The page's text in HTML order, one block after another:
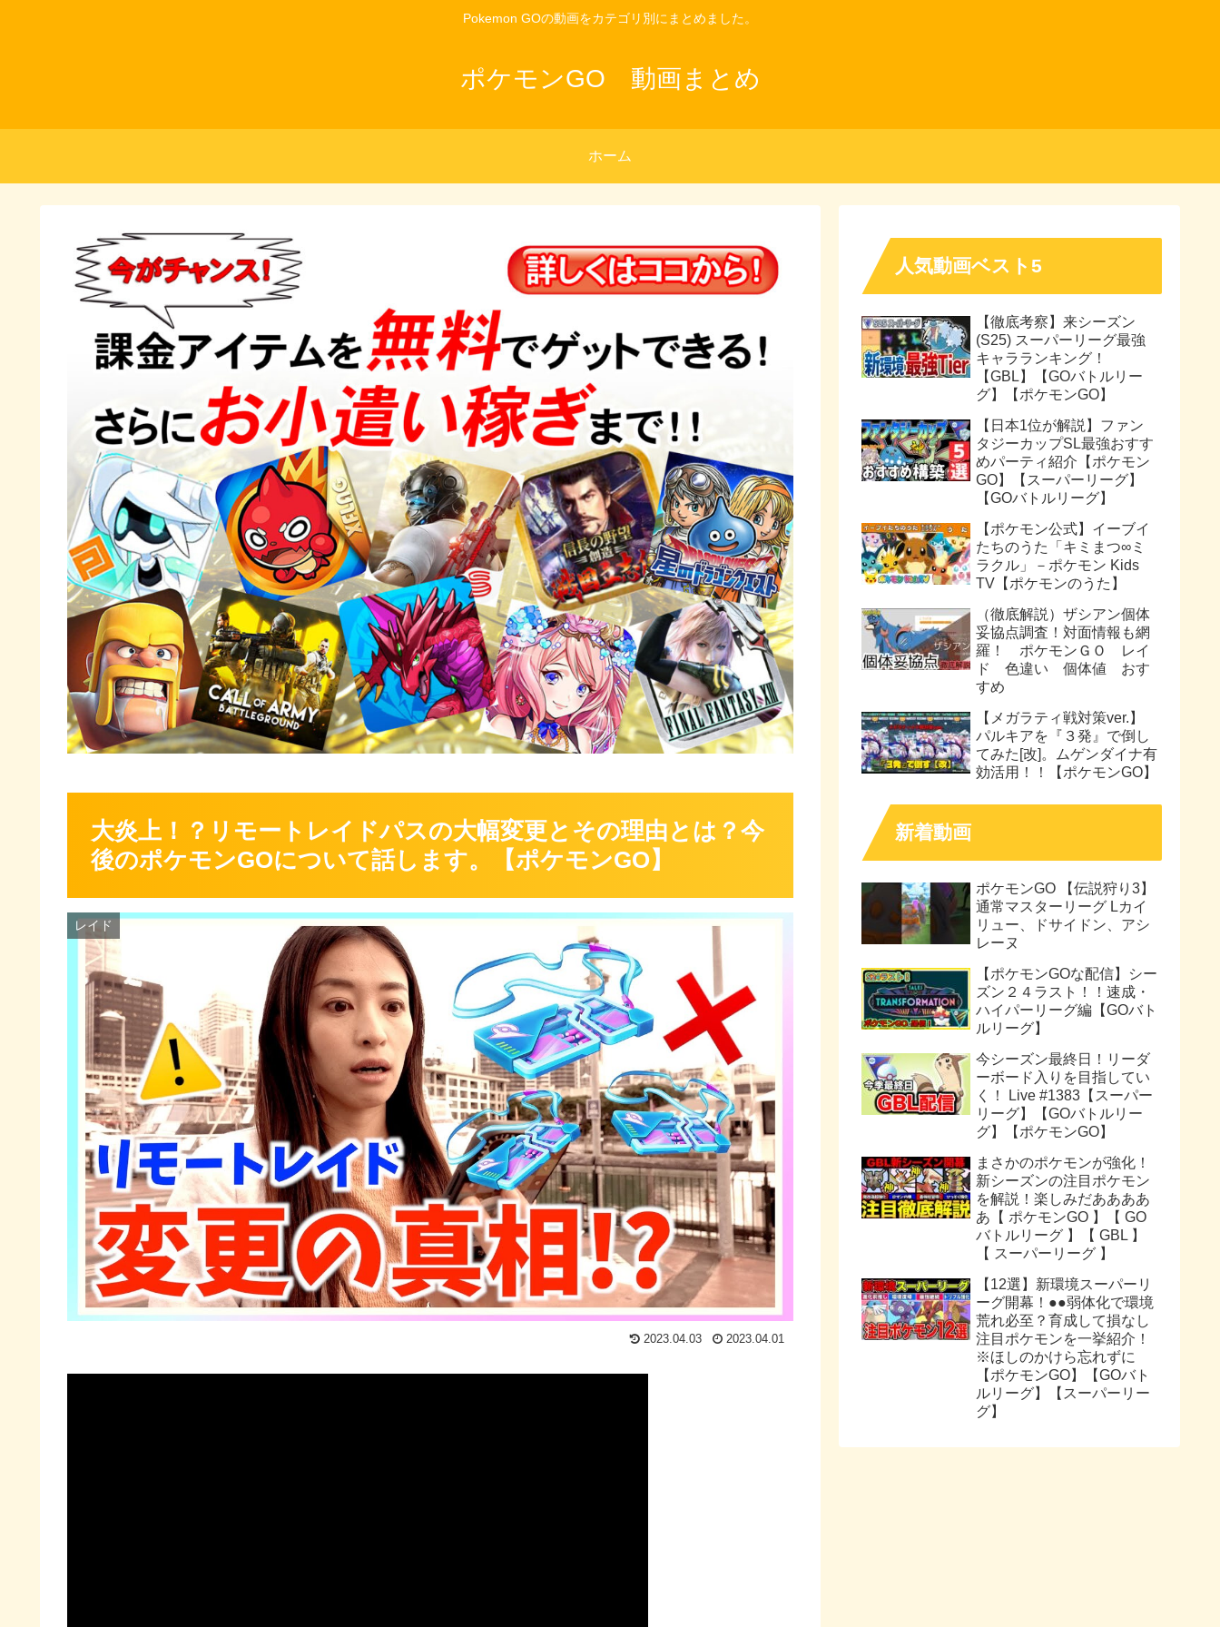
Pokemon GOの動画をカテゴリ別にまとめました。
ポケモンGO 動画まとめ
ホーム
大炎上！？リモートレイドパスの大幅変更とその理由とは？今
後のポケモンGOについて話します。【ポケモンGO】
レイド
2023.04.03 2023.04.01
人気動画ベスト5
【徹底考察】来シーズン
(S25) スーパーリーグ最強
キャラランキング！
【GBL】【GOバトルリー
グ】【ポケモンGO】
【日本1位が解説】ファン
タジーカップSL最強おすす
めパーティ紹介【ポケモン
GO】【スーパーリーグ】
【GOバトルリーグ】
【ポケモン公式】イーブイ
たちのうた「キミまつ∞ミ
ラクル」－ポケモン Kids
TV【ポケモンのうた】
（徹底解説）ザシアン個体
妥協点調査！対面情報も網
羅！ ポケモンＧＯ レイ
ド 色違い 個体値 おす
すめ
【メガラティ戦対策ver.】
パルキアを『３発』で倒し
てみた[改]。ムゲンダイナ有
効活用！！【ポケモンGO】
新着動画
ポケモンGO 【伝説狩り3】
通常マスターリーグ Lカイ
リュー、ドサイドン、アシ
レーヌ
【ポケモンGOな配信】シー
ズン２４ラスト！！速成・
ハイパーリーグ編【GOバト
ルリーグ】
今シーズン最終日！リーダ
ーボード入りを目指してい
く！ Live #1383【スーパー
リーグ】【GOバトルリー
グ】【ポケモンGO】
まさかのポケモンが強化！
新シーズンの注目ポケモン
を解説！楽しみだああああ
あ【 ポケモンGO 】【 GO
バトルリーグ 】【 GBL 】
【 スーパーリーグ 】
【12選】新環境スーパーリ
ーグ開幕！●●弱体化で環境
荒れ必至？育成して損なし
注目ポケモンを一挙紹介！
※ほしのかけら忘れずに
【ポケモンGO】【GOバト
ルリーグ】【スーパーリー
グ】